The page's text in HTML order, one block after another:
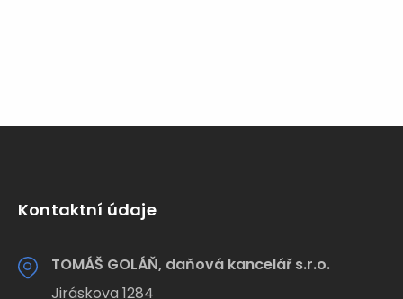
Kontaktní údaje
TOMÁŠ GOLÁŇ, daňová kancelář s.r.o.
Jiráskova 1284